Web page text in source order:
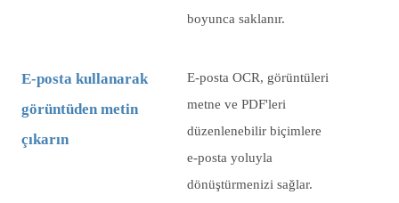
boyunca saklanır.
E-posta kullanarak
görüntüden metin
çıkarın
E-posta OCR, görüntüleri
metne ve PDF'leri
düzenlenebilir biçimlere
e-posta yoluyla
dönüştürmenizi sağlar.